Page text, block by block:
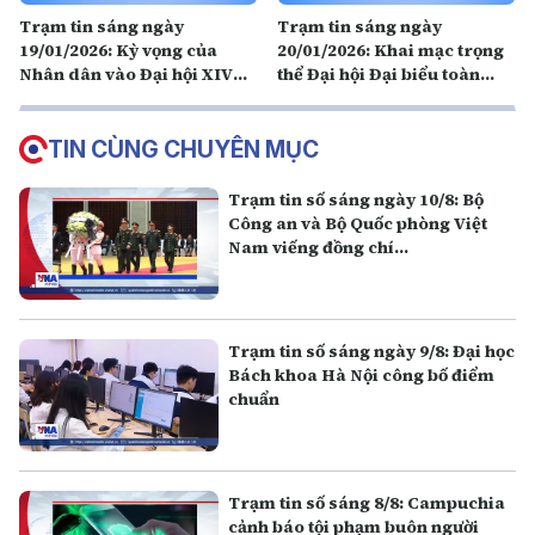
Trạm tin sáng ngày
19/01/2026: Kỳ vọng của
Nhân dân vào Đại hội XIV
Trạm tin sáng ngày
20/01/2026: Khai mạc trọng
thể Đại hội Đại biểu toàn
TIN CÙNG CHUYÊN MỤC
Trạm tin số sáng ngày 10/8: Bộ
Công an và Bộ Quốc phòng Việt
Nam viếng đồng chí
Trạm tin số sáng ngày 9/8: Đại học
Bách khoa Hà Nội công bố điểm
chuẩn
Trạm tin số sáng 8/8: Campuchia
cảnh báo tội phạm buôn người